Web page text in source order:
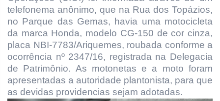
telefonema anônimo, que na Rua dos Topázios,
no Parque das Gemas, havia uma motocicleta
da marca Honda, modelo CG-150 de cor cinza,
placa NBI-7783/Ariquemes, roubada conforme a
ocorrência nº 2347/16, registrada na Delegacia
de Patrimônio. As motonetas e a moto foram
apresentadas a autoridade plantonista, para que
as devidas providencias sejam adotadas.